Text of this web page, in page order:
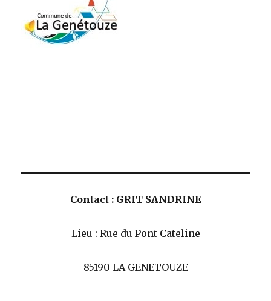
Contact : GRIT SANDRINE
Lieu : Rue du Pont Cateline
85190 LA GENETOUZE